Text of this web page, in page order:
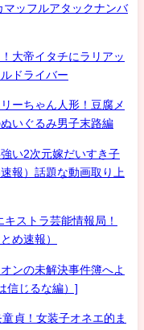
マッフルアタックナンバ
大帝イタチにラリアッ
ドライバー
ーちゃん人形！豆腐メ
いぐるみ男子末路編
い2次元嫁だいすき子
報）話題な動画取り上
ストラ芸能情報局！
め速報）
ンの未解決事件簿へよ
信じるな編）]
貞！女装子オネエ的ま